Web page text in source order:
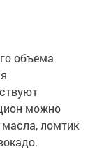
объема
можно
ломтик